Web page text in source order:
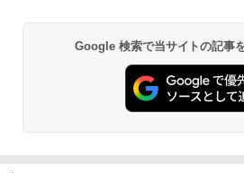
Google 検索で当サイトの記事